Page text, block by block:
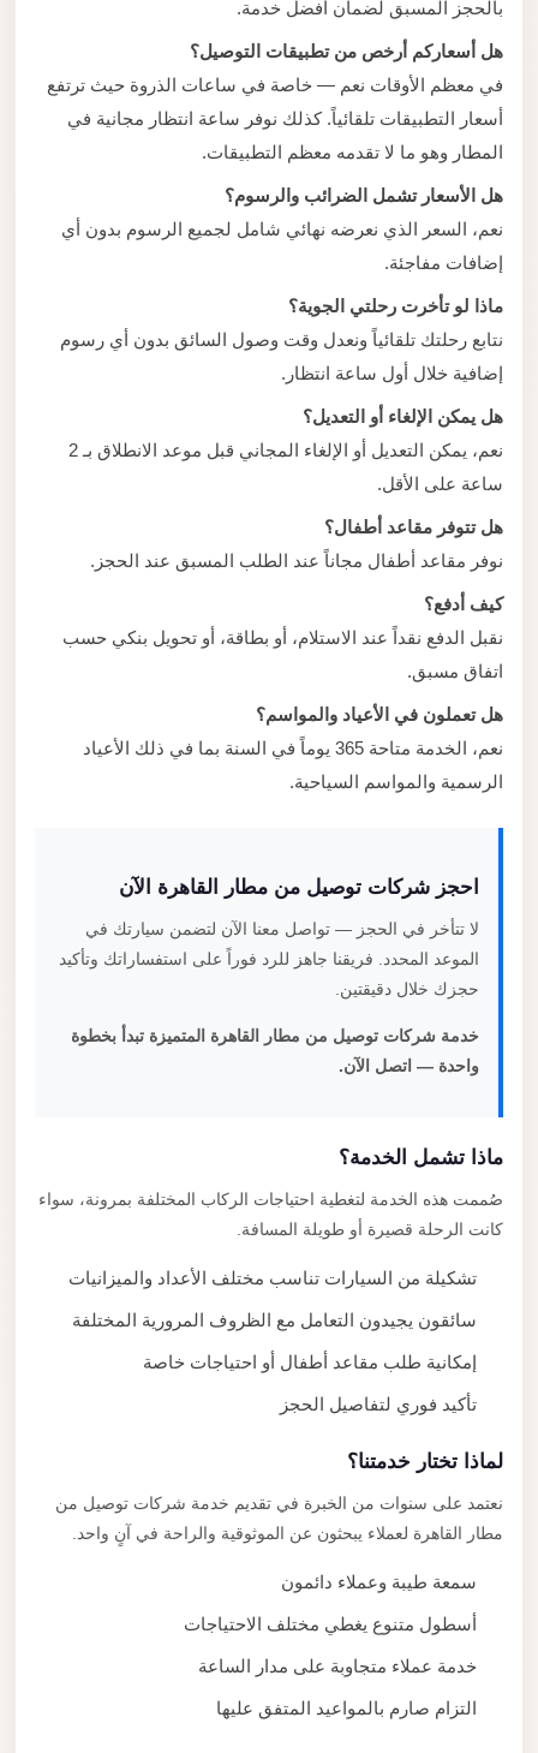
بالحجز المسبق لضمان أفضل خدمة.
هل أسعاركم أرخص من تطبيقات التوصيل؟
في معظم الأوقات نعم — خاصة في ساعات الذروة حيث ترتفع
أسعار التطبيقات تلقائياً. كذلك نوفر ساعة انتظار مجانية في
المطار وهو ما لا تقدمه معظم التطبيقات.
هل الأسعار تشمل الضرائب والرسوم؟
نعم، السعر الذي نعرضه نهائي شامل لجميع الرسوم بدون أي
إضافات مفاجئة.
ماذا لو تأخرت رحلتي الجوية؟
نتابع رحلتك تلقائياً ونعدل وقت وصول السائق بدون أي رسوم
إضافية خلال أول ساعة انتظار.
هل يمكن الإلغاء أو التعديل؟
نعم، يمكن التعديل أو الإلغاء المجاني قبل موعد الانطلاق بـ 2
ساعة على الأقل.
هل تتوفر مقاعد أطفال؟
نوفر مقاعد أطفال مجاناً عند الطلب المسبق عند الحجز.
كيف أدفع؟
نقبل الدفع نقداً عند الاستلام، أو بطاقة، أو تحويل بنكي حسب
اتفاق مسبق.
هل تعملون في الأعياد والمواسم؟
نعم، الخدمة متاحة 365 يوماً في السنة بما في ذلك الأعياد
الرسمية والمواسم السياحية.
احجز شركات توصيل من مطار القاهرة الآن
لا تتأخر في الحجز — تواصل معنا الآن لتضمن سيارتك في
الموعد المحدد. فريقنا جاهز للرد فوراً على استفساراتك وتأكيد
حجزك خلال دقيقتين.
خدمة شركات توصيل من مطار القاهرة المتميزة تبدأ بخطوة
واحدة — اتصل الآن.
ماذا تشمل الخدمة؟
صُممت هذه الخدمة لتغطية احتياجات الركاب المختلفة بمرونة، سواء
كانت الرحلة قصيرة أو طويلة المسافة.
تشكيلة من السيارات تناسب مختلف الأعداد والميزانيات
سائقون يجيدون التعامل مع الظروف المرورية المختلفة
إمكانية طلب مقاعد أطفال أو احتياجات خاصة
تأكيد فوري لتفاصيل الحجز
لماذا تختار خدمتنا؟
نعتمد على سنوات من الخبرة في تقديم خدمة شركات توصيل من
مطار القاهرة لعملاء يبحثون عن الموثوقية والراحة في آنٍ واحد.
سمعة طيبة وعملاء دائمون
أسطول متنوع يغطي مختلف الاحتياجات
خدمة عملاء متجاوبة على مدار الساعة
التزام صارم بالمواعيد المتفق عليها